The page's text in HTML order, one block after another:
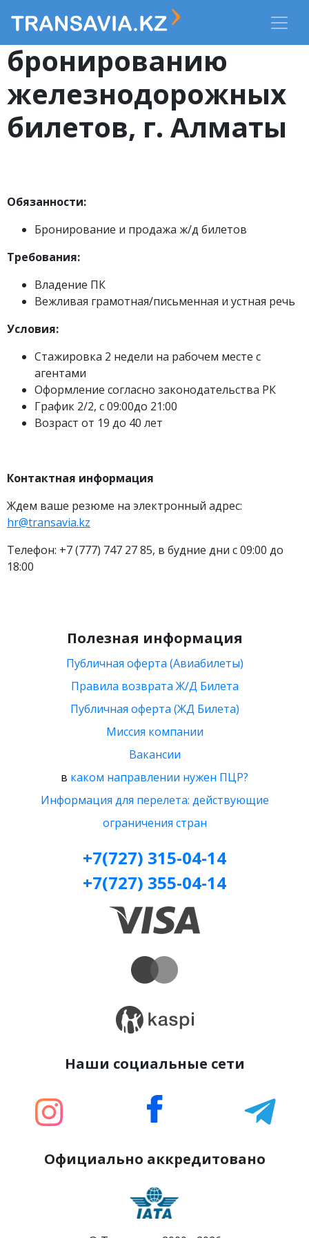
Агент по
бронированию
железнодорожных
билетов, г. Алматы
Обязанности:
Бронирование и продажа ж/д билетов
Требования:
Владение ПК
Вежливая грамотная/письменная и устная речь
Условия:
Стажировка 2 недели на рабочем месте с
агентами
Оформление согласно законодательства РК
График 2/2, с 09:00до 21:00
Возраст от 19 до 40 лет
Контактная информация
Ждем ваше резюме на электронный адрес:
hr@transavia.kz
Телефон: +7 (777) 747 27 85, в будние дни с 09:00 до
18:00
Полезная информация
Публичная оферта (Авиабилеты)
Правила возврата Ж/Д Билета
Публичная оферта (ЖД Билета)
Миссия компании
Вакансии
в каком направлении нужен ПЦР?
Информация для перелета: действующие
ограничения стран
+7(727) 315-04-14
+7(727) 355-04-14
Наши социальные сети
Официально аккредитовано